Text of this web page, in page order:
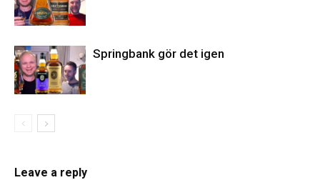
Springbank gör det igen
Leave a reply